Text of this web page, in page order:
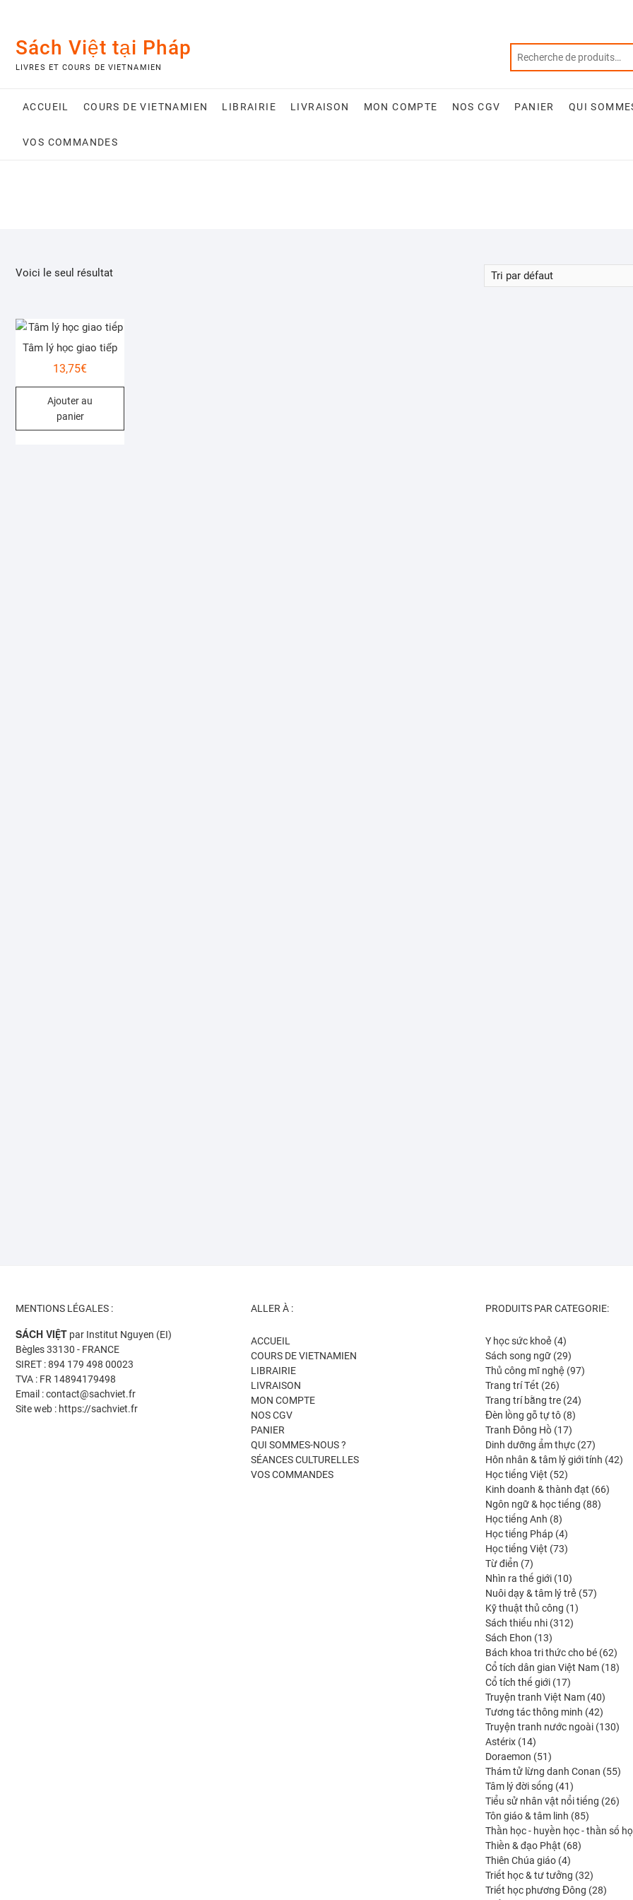
contentSách Việt tại Pháp
LIVRES ET COURS DE VIETNAMIEN
ACCUEIL COURS DE VIETNAMIEN LIBRAIRIE LIVRAISON MON COMPTE NOS CGV PANIER QUI
VOS COMMANDES
Voici le seul résultat
Tâm lý học giao tiếp
13,75€
Ajouter au
panier
MENTIONS LÉGALES :
SÁCH VIỆT par Institut Nguyen (EI)
Bègles 33130 - FRANCE
SIRET : 894 179 498 00023
TVA : FR 14894179498
Email : contact@sachviet.fr
Site web : https://sachviet.fr
ALLER À :
ACCUEIL
COURS DE VIETNAMIEN
LIBRAIRIE
LIVRAISON
MON COMPTE
NOS CGV
PANIER
QUI SOMMES-NOUS ?
SÉANCES CULTURELLES
VOS COMMANDES
PRODUITS PAR CATEGORIE:
Y học sức khoẻ 44
produits
Sách song ngữ 2929
produits
Thủ công mĩ nghệ 9797
Trang trí Tết 2626
produits
Trang trí bằng tre 2424
Đèn lồng gỗ tự tô 88
Tranh Đông Hồ 1717
produits
Dinh dưỡng ẩm thực 2727
produits
Hôn nhân & tâm lý giới tính 4242
Học tiếng Việt 5252
produits
Kinh doanh & thành đạt 6666
Ngôn ngữ & học tiếng 8888
Học tiếng Anh 88
produits
Học tiếng Pháp 44
produits
Học tiếng Việt 7373
Từ điển 77
produits
Nhìn ra thế giới 1010
produits
Nuôi dạy & tâm lý trẻ 5757
Kỹ thuật thủ công 11
Sách thiếu nhi 312312
Sách Ehon 1313
produits
Bách khoa tri thức cho bé 6262
Cổ tích dân gian Việt Nam 1818
Cổ tích thế giới 1717
produits
Truyện tranh Việt Nam 4040
produits
Tương tác thông minh 4242
produits
Truyện tranh nước ngoài 130130
Astérix 1414
produits
Doraemon 5151
produits
Thám tử lừng danh Conan 5555
Tâm lý đời sống 4141
produits
Tiểu sử nhân vật nổi tiếng 2626
Tôn giáo & tâm linh 8585
produits
Thần học - huyền học - thần số
Thiền & đạo Phật 6868
Thiên Chúa giáo 44
produits
Triết học & tư tưởng 3232
produits
Triết học phương Đông 2828